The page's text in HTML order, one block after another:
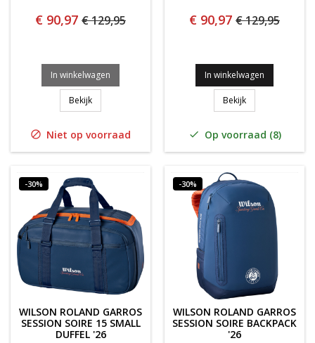
€ 90,97 € 129,95
In winkelwagen
BekijkWILSON SUPER TOUR BLADE 9 Bag V10
 Niet op voorraad
€ 90,97 € 129,95
In winkelwagen
BekijkWilson Roland
 Op voorraad (8)
-30%
WILSON ROLAND GARROS
SESSION SOIRE 15 SMALL
DUFFEL '26
-30%
WILSON ROLAND GARROS
SESSION SOIRE BACKPACK
'26